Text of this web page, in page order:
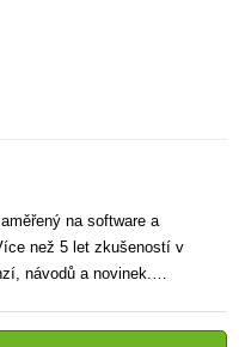
na software a
než 5 let zkušeností v
návodů a novinek.
lépe porozumět a využít